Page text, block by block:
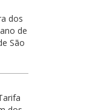
dos
de
São